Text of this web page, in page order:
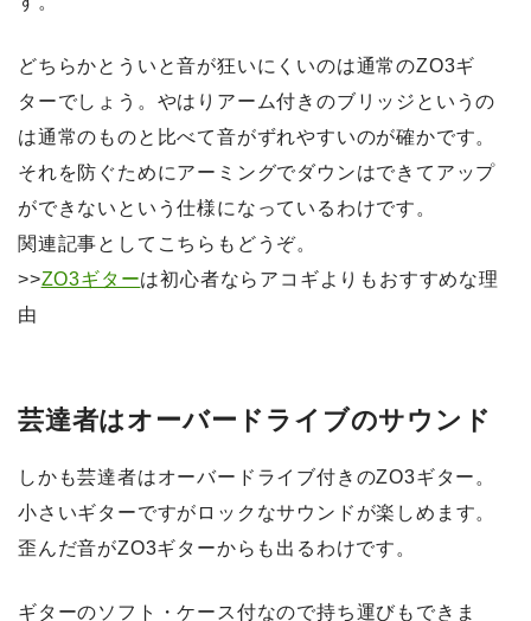
どちらかとういと音が狂いにくいのは通常のZO3ギ
ターでしょう。やはりアーム付きのブリッジというの
は通常のものと比べて音がずれやすいのが確かです。
それを防ぐためにアーミングでダウンはできてアップ
ができないという仕様になっているわけです。
関連記事としてこちらもどうぞ。
>>ZO3ギターは初心者ならアコギよりもおすすめな理
由
芸達者はオーバードライブのサウンド
しかも芸達者はオーバードライブ付きのZO3ギター。
小さいギターですがロックなサウンドが楽しめます。
歪んだ音がZO3ギターからも出るわけです。
ギターのソフト・ケース付なので持ち運びもできま